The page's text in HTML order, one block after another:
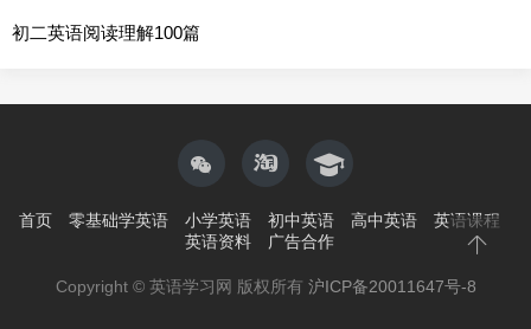
初二英语阅读理解100篇
首页 零基础学英语 小学英语 初中英语 高中英语
英语课程
英语资料
广告合作
Copyright © 英语学习网 版权所有 沪ICP备20011647号-8